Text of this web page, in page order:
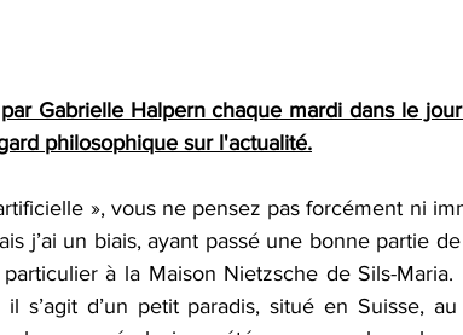
Gabrielle Halpern chaque mardi dans le
philosophique sur l'actualité.
», vous ne pensez pas forcément ni
j’ai un biais, ayant passé une bonne partie
à la Maison Nietzsche de Sils-
s’agit d’un petit paradis, situé en Suisse,